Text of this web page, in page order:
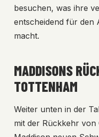
besuchen, was ihre
entscheidend für den
macht.
MADDISONS
TOTTENHAM
Weiter unten in der
mit der Rückkehr von